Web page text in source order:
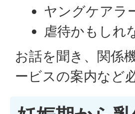
ヤングケアラ
虐待かもしれ
お話を聞き、関係
ービスの案内など